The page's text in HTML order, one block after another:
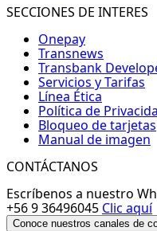
SECCIONES DE INTERES
Onepay
Transnews
Transbank
Servicios y Tarifas
Línea Ética
Política de
Bloqueo de tarjetas
Manual de imagen
CONTÁCTANOS
Escríbenos a nuestro
+56 9 36496045 Clic aquí
Conoce nuestros canales de